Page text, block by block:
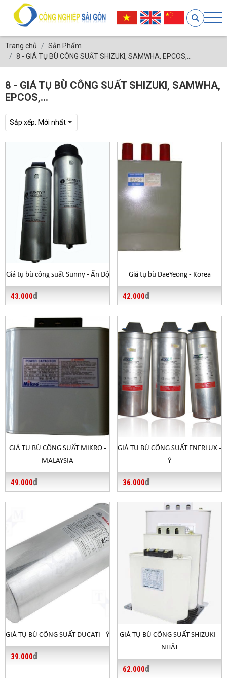
Trang chủ
Sản Phẩm
8 - GIÁ TỤ BÙ CÔNG SUẤT SHIZUKI, SAMWHA, EPCOS,...
8 - GIÁ TỤ BÙ CÔNG SUẤT SHIZUKI, SAMWHA,
EPCOS,...
Sắp xếp: Mới nhất
Giá tụ bù công suất Sunny - Ấn Độ
43.000đ
Giá tụ bù DaeYeong - Korea
42.000đ
GIÁ TỤ BÙ CÔNG SUẤT MIKRO -
MALAYSIA
49.000đ
GIÁ TỤ BÙ CÔNG SUẤT ENERLUX -
Ý
36.000đ
GIÁ TỤ BÙ CÔNG SUẤT DUCATI - Ý
39.000đ
GIÁ TỤ BÙ CÔNG SUẤT SHIZUKI -
NHẬT
62.000đ